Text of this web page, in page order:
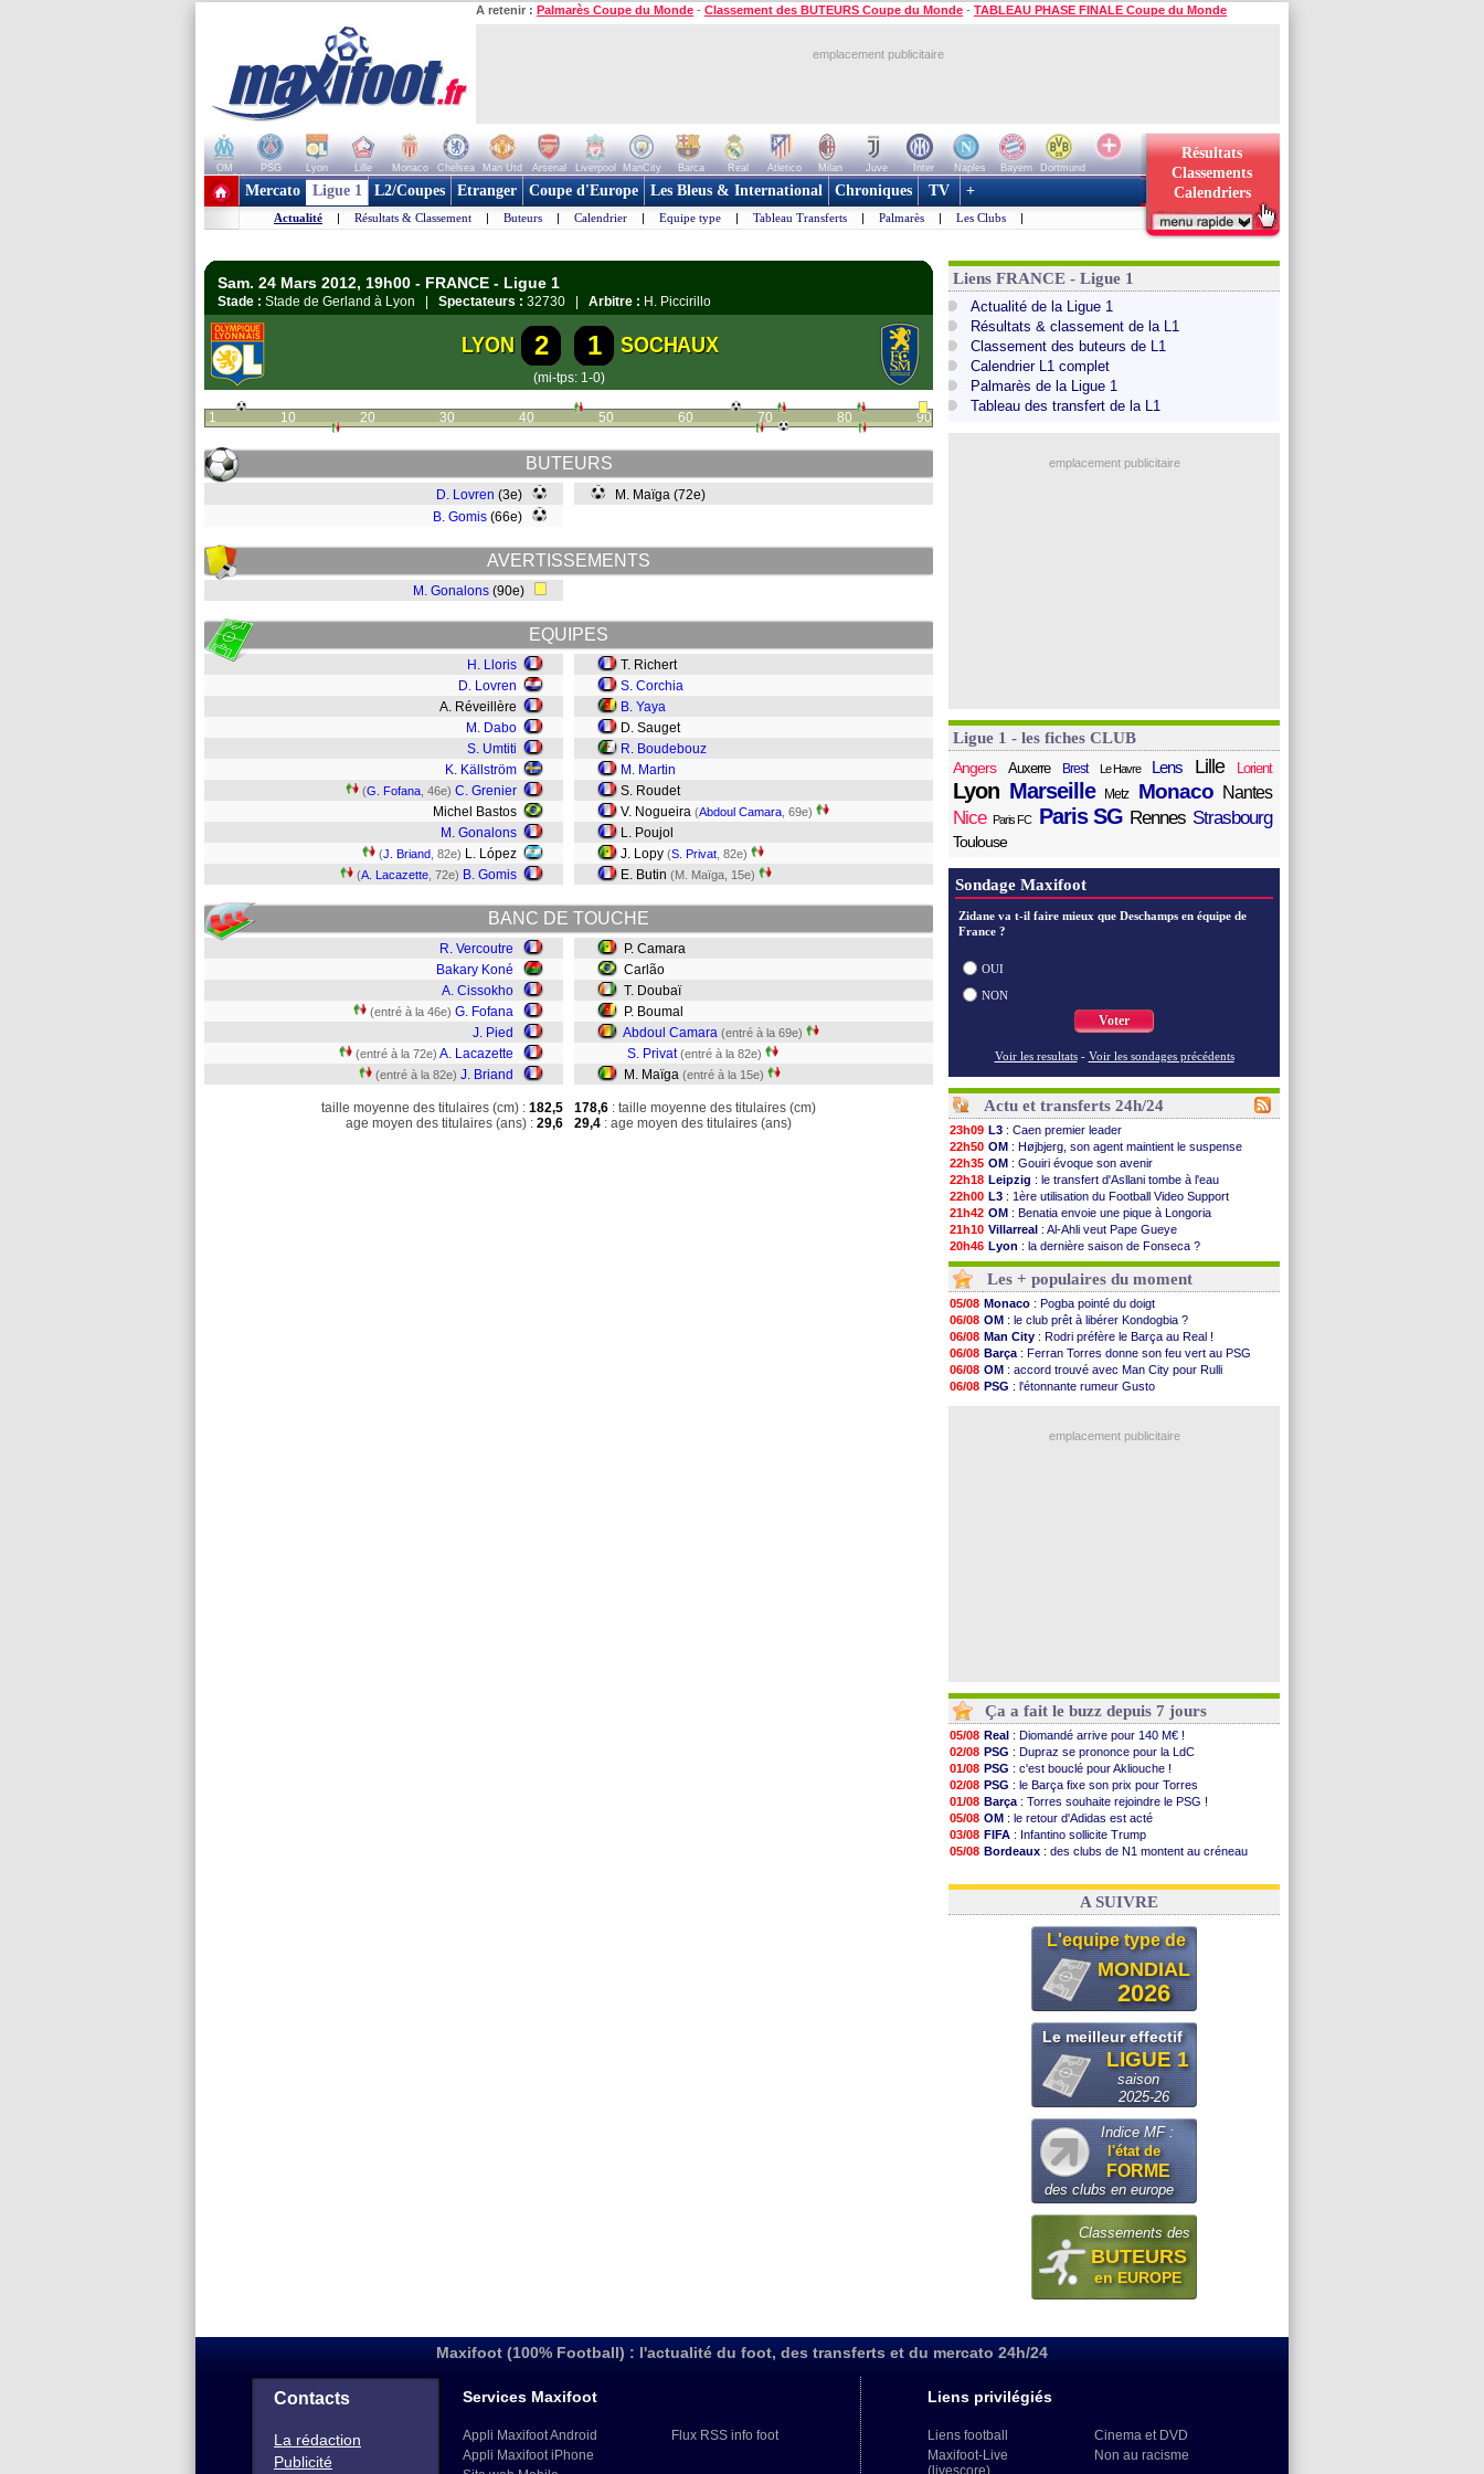
A retenir : Palmarès Coupe du Monde - Classement des BUTEURS Coupe du Monde - TABLEAU PHASE FINALE Coupe du Monde
emplacement publicitaire
OM PSG Lyon Lille Monaco Chelsea Man Utd Arsenal Liverpool ManCity Barca Real Atletico Milan Juve Inter Naples Bayern
Dortmund
+ de clubs
Résultats
Classements
Calendriers
Mercato Ligue 1 L2/Coupes Etranger Coupe d'Europe Les Bleus & International Chroniques TV +
Actualité | Résultats & Classement | Buteurs | Calendrier | Equipe type | Tableau Transferts | Palmarès | Les Clubs |
Sam. 24 Mars 2012, 19h00 - FRANCE - Ligue 1
Stade : Stade de Gerland à Lyon | Spectateurs : 32730 | Arbitre : H. Piccirillo
LYON 2 1 SOCHAUX
(mi-tps: 1-0)
1 10 20 30 40 50 60 70 80 90
BUTEURS
D. Lovren (3e)
B. Gomis (66e)
M. Maïga (72e)
AVERTISSEMENTS
M. Gonalons (90e)
EQUIPES
H. Lloris
D. Lovren
A. Réveillère
M. Dabo
S. Umtiti
K. Källström
(G. Fofana , 46e) C. Grenier
Michel Bastos
M. Gonalons
(J. Briand , 82e) L. López
(A. Lacazette , 72e) B. Gomis
T. Richert
S. Corchia
B. Yaya
D. Sauget
R. Boudebouz
M. Martin
S. Roudet
V. Nogueira (Abdoul Camara , 69e)
L. Poujol
J. Lopy (S. Privat , 82e)
E. Butin (M. Maïga, 15e)
BANC DE TOUCHE
R. Vercoutre
Bakary Koné
A. Cissokho
(entré à la 46e) G. Fofana
J. Pied
(entré à la 72e) A. Lacazette
(entré à la 82e) J. Briand
taille moyenne des titulaires (cm) : 182,5
age moyen des titulaires (ans) : 29,6
P. Camara
Carlão
T. Doubaï
P. Boumal
Abdoul Camara (entré à la 69e)
S. Privat (entré à la 82e)
M. Maïga (entré à la 15e)
178,6 : taille moyenne des titulaires (cm)
29,4 : age moyen des titulaires (ans)
Liens FRANCE - Ligue 1
Actualité de la Ligue 1
Résultats & classement de la L1
Classement des buteurs de L1
Calendrier L1 complet
Palmarès de la Ligue 1
Tableau des transfert de la L1
emplacement publicitaire
Ligue 1 - les fiches CLUB
Angers
Auxerre Brest Le Havre Lens Lille Lorient
Lyon Marseille Metz Monaco Nantes
Nice Paris FC Paris SG Rennes Strasbourg
Toulouse
Sondage Maxifoot
Zidane va t-il faire mieux que Deschamps en équipe de
France ?
OUI
NON
Voter
Voir les resultats - Voir les sondages précédents
Actu et transferts 24h/24
23h09 L3 : Caen premier leader
22h50 OM : Højbjerg, son agent maintient le suspense
22h35 OM : Gouiri évoque son avenir
22h18 Leipzig : le transfert d'Asllani tombe à l'eau
22h00 L3 : 1ère utilisation du Football Video Support
21h42 OM : Benatia envoie une pique à Longoria
21h10 Villarreal : Al-Ahli veut Pape Gueye
20h46 Lyon : la dernière saison de Fonseca ?
20h30 OM: un nouveau prétendant pour Højbjerg
20h01
Brest: un gardien norvégien en approche ?
19h18 OM: McCourt a versé 120 M€ en 2026
19h09
PSG: 4 retours dans le groupe face à Man Utd ...
18h48
Nice: Kevin Carlos va partir en Italie
18h37
L1: prison avec sursis requis contre un arbitre
18h29
Leganés: c'est signé pour Luca Zidane (off.)
17h58
Atletico: Ruggeri en route pour Aston Villa
17h46
Monaco: Filipe Luis soutient Biereth
: Naples vise Gabriel Jesus
Les + populaires du moment
05/08 Monaco : Pogba pointé du doigt
06/08 OM : le club prêt à libérer Kondogbia ?
06/08 Man City : Rodri préfère le Barça au Real !
06/08 Barça : Ferran Torres donne son feu vert au PSG
06/08 OM : accord trouvé avec Man City pour Rulli
06/08 PSG : l'étonnante rumeur Gusto
emplacement publicitaire
Ça a fait le buzz depuis 7 jours
05/08 Real : Diomandé arrive pour 140 M€ !
02/08 PSG : Dupraz se prononce pour la LdC
01/08 PSG : c'est bouclé pour Akliouche !
02/08 PSG : le Barça fixe son prix pour Torres
01/08 Barça : Torres souhaite rejoindre le PSG !
05/08 OM : le retour d'Adidas est acté
03/08 FIFA : Infantino sollicite Trump
05/08 Bordeaux : des clubs de N1 montent au créneau
03/08 Real: le démenti de Leipzig pour Diomandé
A SUIVRE
L'equipe type de
MONDIAL
2026
Le meilleur effectif
LIGUE 1
saison
2025-26
Indice MF :
l'état de
FORME
des clubs en europe
Classements des
BUTEURS
en EUROPE
Maxifoot (100% Football) : l'actualité du foot, des transferts et du mercato 24h/24
Contacts
La rédaction
Publicité
Services Maxifoot
Appli Maxifoot Android
Appli Maxifoot iPhone
Flux RSS info foot
Liens privilégiés
Liens football
Maxifoot-Live
(livescore)
Cinema et DVD
Non au racisme